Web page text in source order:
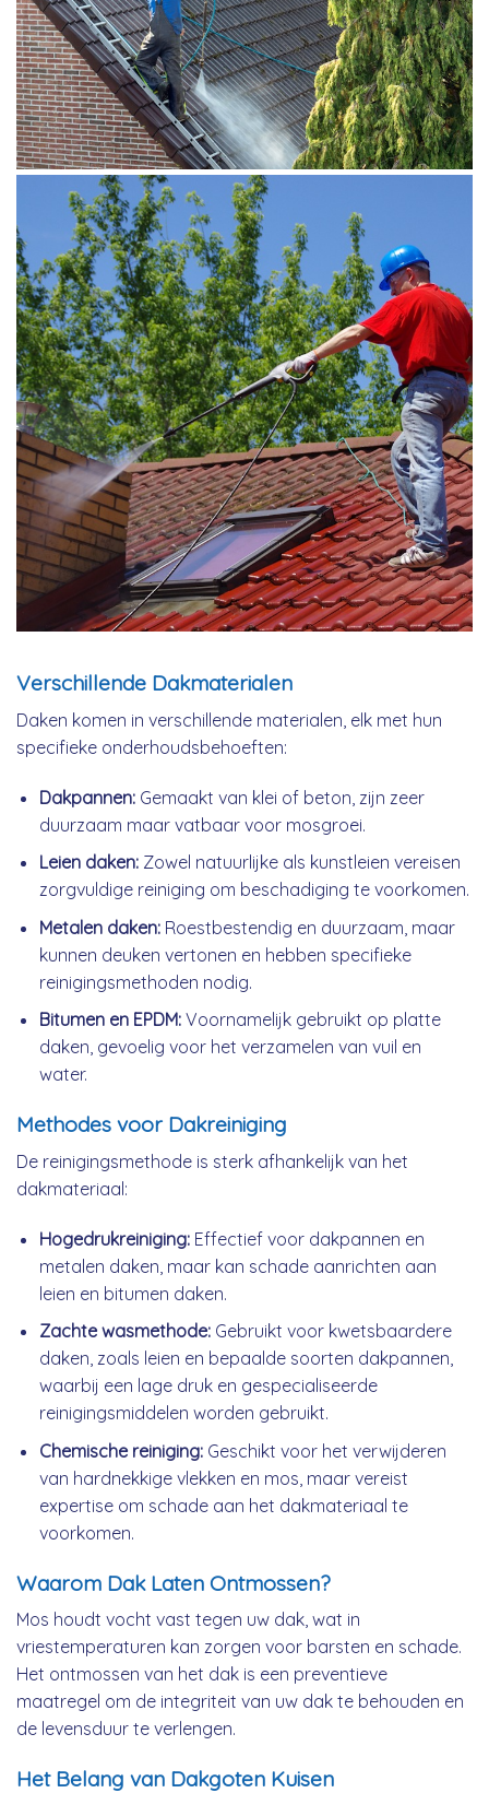
Verschillende Dakmaterialen
Daken komen in verschillende materialen, elk met hun
specifieke onderhoudsbehoeften:
Dakpannen:Gemaakt van klei of beton, zijn zeer
duurzaam maar vatbaar voor mosgroei.
Leien daken:Zowel natuurlijke als kunstleien vereisen
zorgvuldige reiniging om beschadiging te voorkomen.
Metalen daken:Roestbestendig en duurzaam, maar
kunnen deuken vertonen en hebben specifieke
reinigingsmethoden nodig.
Bitumen en EPDM:Voornamelijk gebruikt op platte
daken, gevoelig voor het verzamelen van vuil en
water.
Methodes voor Dakreiniging
De reinigingsmethode is sterk afhankelijk van het
dakmateriaal:
Hogedrukreiniging:Effectief voor dakpannen en
metalen daken, maar kan schade aanrichten aan
leien en bitumen daken.
Zachte wasmethode:Gebruikt voor kwetsbaardere
daken, zoals leien en bepaalde soorten dakpannen,
waarbij een lage druk en gespecialiseerde
reinigingsmiddelen worden gebruikt.
Chemische reiniging:Geschikt voor het verwijderen
van hardnekkige vlekken en mos, maar vereist
expertise om schade aan het dakmateriaal te
voorkomen.
Waarom Dak Laten Ontmossen?
Mos houdt vocht vast tegen uw dak, wat in
vriestemperaturen kan zorgen voor barsten en schade.
Het ontmossen van het dak is een preventieve
maatregel om de integriteit van uw dak te behouden en
de levensduur te verlengen.
Het Belang van Dakgoten Kuisen